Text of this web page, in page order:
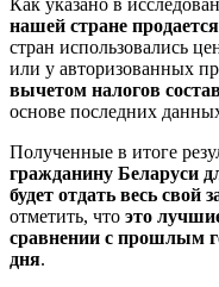
нашей стране
стран использовались
или у авторизованных
вычетом налогов
основе последних
Полученные в итоге
гражданину Беларуси
будет отдать весь свой
отметить, что это
сравнении с прошлым
дня.